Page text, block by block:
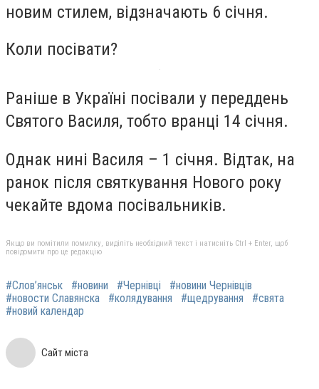
новим стилем, відзначають 6 січня.
Коли посівати?
Раніше в Україні посівали у переддень
Святого Василя, тобто вранці 14 січня.
Однак нині Василя – 1 січня. Відтак, на
ранок після святкування Нового року
чекайте вдома посівальників.
Якщо ви помітили помилку, виділіть необхідний текст і натисніть Ctrl + Enter, щоб
повідомити про це редакцію
#Слов’янськ #новини #Чернівці
#новини Чернівців
#новости Славянска
#колядування #щедрування
#свята
#новий календар
Сайт міста